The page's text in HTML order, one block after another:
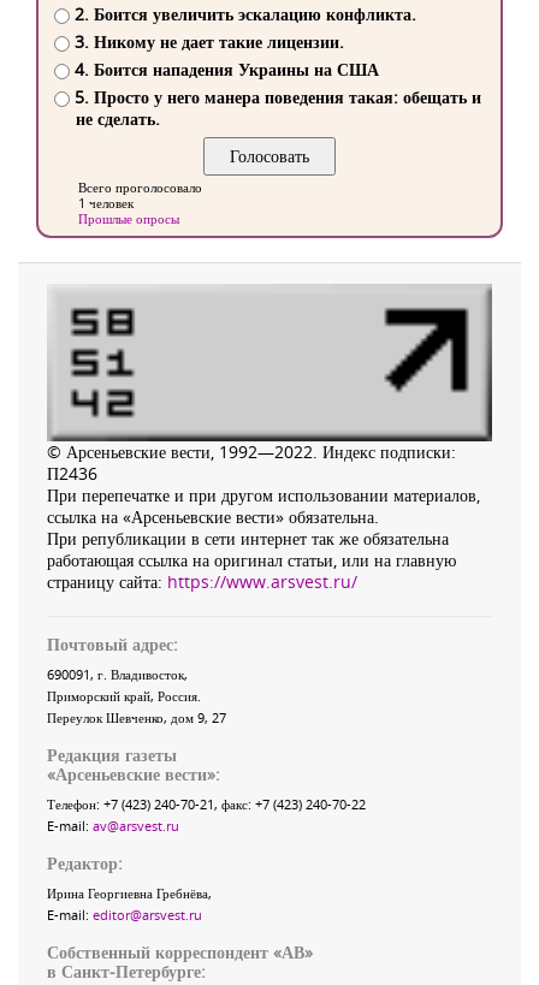
2. Боится увеличить эскалацию конфликта.
3. Никому не дает такие лицензии.
4. Боится нападения Украины на США
5. Просто у него манера поведения такая: обещать и
не сделать.
Всего проголосовало
1 человек
Прошлые опросы
© Арсеньевские вести, 1992—2022. Индекс подписки:
П2436
При перепечатке и при другом использовании материалов,
ссылка на «Арсеньевские вести» обязательна.
При републикации в сети интернет так же обязательна
работающая ссылка на оригинал статьи, или на главную
страницу сайта: https://www.arsvest.ru/
Почтовый адрес:
690091, г. Владивосток,
Приморский край, Россия
Переулок Шевченко, дом 9, 27
Редакция газеты
«Арсеньевские вести»:
Телефон: +7 (423) 240-70-21, факс: +7 (423) 240-70-22
E-mail: av@arsvest.ru
Редактор:
Ирина Георгиевна Гребнёва,
E-mail: editor@arsvest.ru
Собственный корреспондент «АВ»
в Санкт-Петербурге: